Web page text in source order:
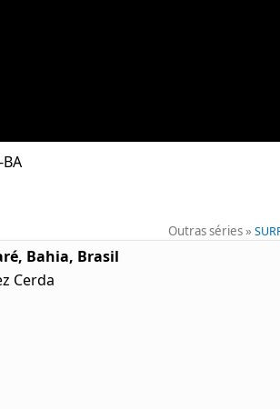
Outras séries »
Bahia, Brasil
Cerda